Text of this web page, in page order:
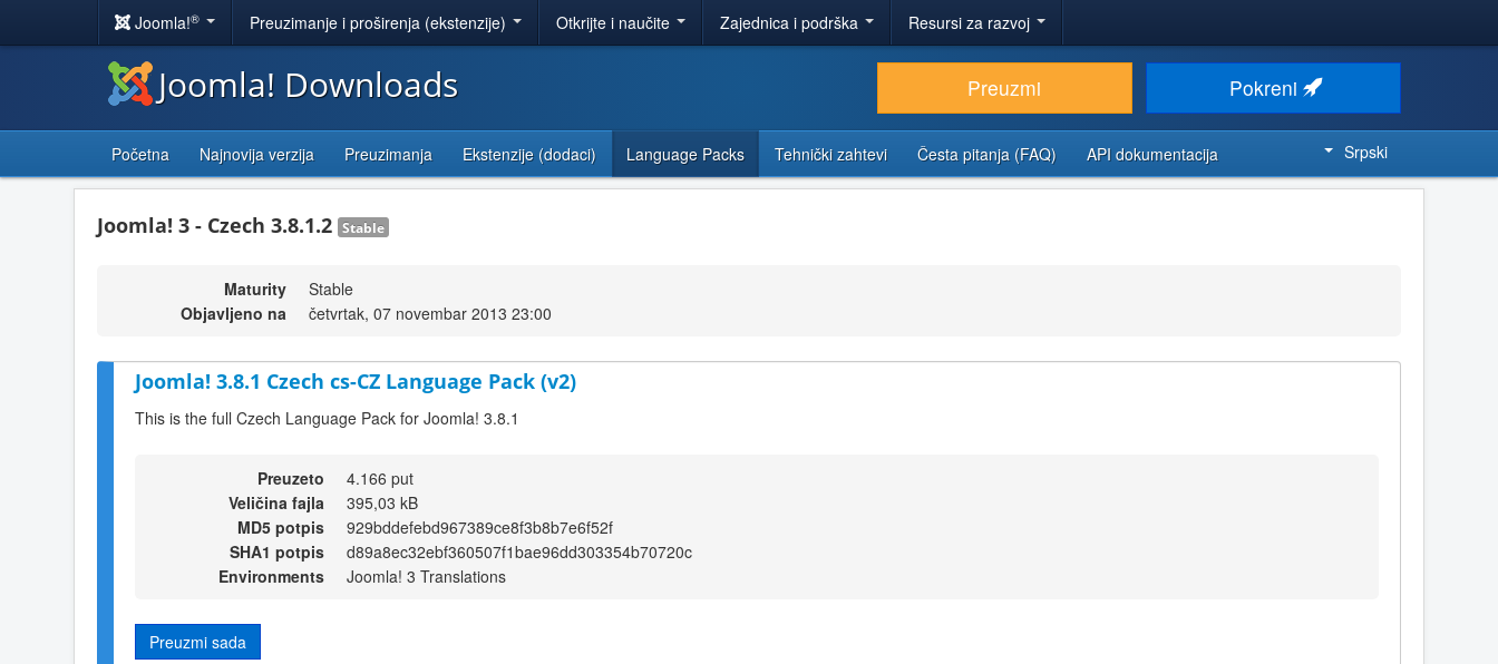
Joomla!® Preuzimanje i proširenja (ekstenzije) Otkrijte i naučite Zajednica i podrška Resursi za razvoj
Joomla! Downloads Preuzmi Pokreni
Početna Najnovija verzija Preuzimanja Ekstenzije (dodaci) Language Packs Tehnički zahtevi Česta pitanja (FAQ) API dokumentacija Srpski
Joomla! 3 - Czech 3.8.1.2 Stable
Maturity
Stable
Objavljeno na
četvrtak, 07 novembar 2013 23:00
Joomla! 3.8.1 Czech cs-CZ Language Pack (v2)
This is the full Czech Language Pack for Joomla! 3.8.1
Preuzeto
4.166 put
Veličina fajla
395,03 kB
MD5 potpis
929bddefebd967389ce8f3b8b7e6f52f
SHA1 potpis
d89a8ec32ebf360507f1bae96dd303354b70720c
Environments
Joomla! 3 Translations
Preuzmi sada